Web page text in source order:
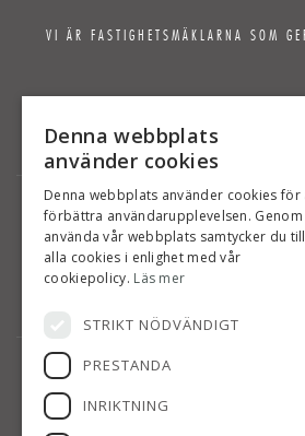
VI ÄR FASTIGHETSMÄKLARNA SOM
TJÄNSTER
BOSTÄDER TILL SALU
SÄLJA BOSTAD
VÄRDERA BOSTAD
Denna webbplats
använder cookies
Denna webbplats använder cookies för
förbättra användarupplevelsen.
använda vår webbplats samtycker du till
alla cookies i enlighet med vår
cookiepolicy. Läs mer
STRIKT NÖDVÄNDIGT
PRESTANDA
INRIKTNING